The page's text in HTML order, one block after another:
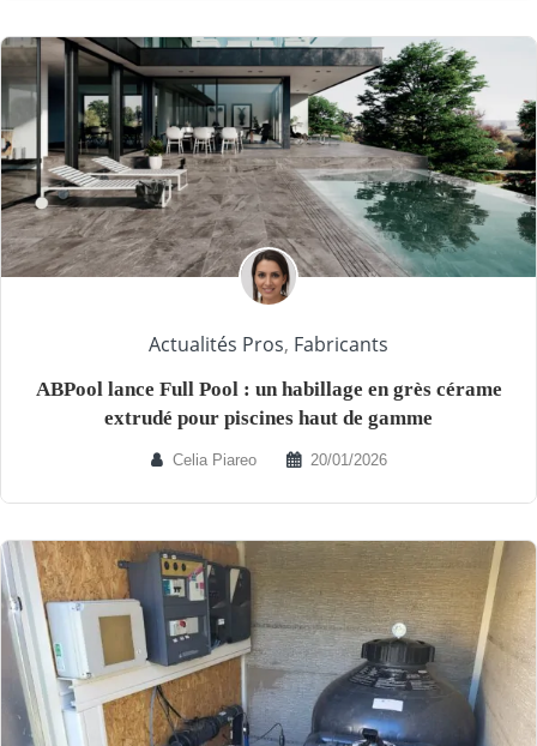
Actualités Pros, Fabricants
ABPool lance Full Pool : un habillage en grès cérame
extrudé pour piscines haut de gamme
Celia Piareo 20/01/2026